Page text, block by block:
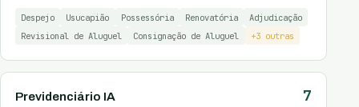
Despejo Usucapião Possessória Renovatória
Adjudicação
Revisional de Aluguel
Consignação de Aluguel +3 outras
Previdenciário IA 7